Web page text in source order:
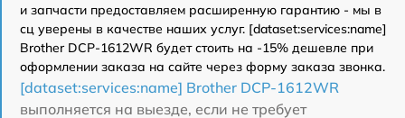
и запчасти предоставляем расширенную гарантию - мы в
сц уверены в качестве наших услуг. [dataset:services:name]
Brother DCP-1612WR будет стоить на -15% дешевле при
оформлении заказа на сайте через форму заказа звонка.
[dataset:services:name] Brother DCP-1612WR
выполняется на выезде, если не требует